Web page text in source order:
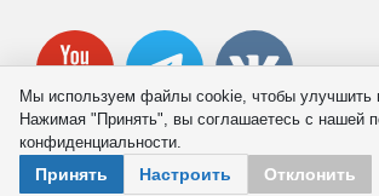
Выпуски
Редакционная этика
Информация для авторов
© 2026 ИНП РАН
Мы используем файлы cookie, чтобы улучшить
Нажимая "Принять", вы соглашаетесь с нашей
конфиденциальности.
Принять Настроить Отклонить